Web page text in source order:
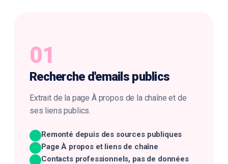
01
Recherche d'emails publics
Extrait de la page À propos de la chaîne et de
ses liens publics.
Remonté depuis des sources publiques
Page À propos et liens de chaîne
Contacts professionnels, pas de données